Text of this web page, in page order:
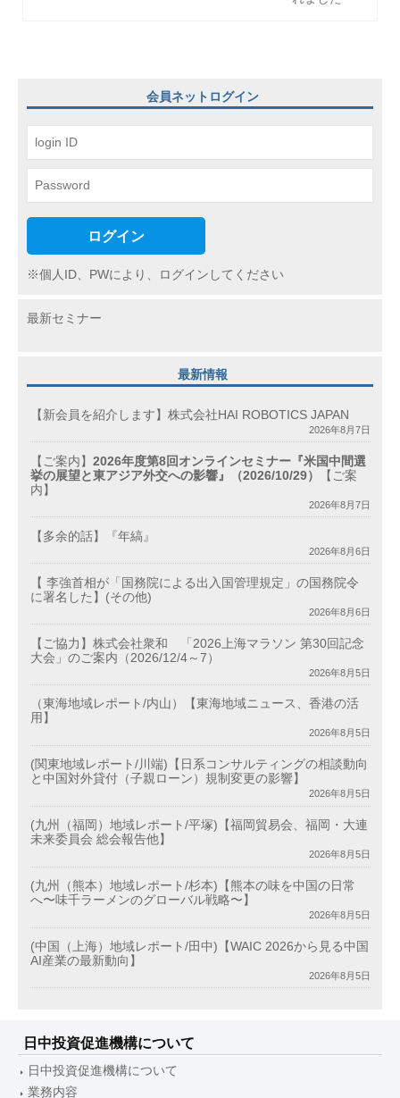
ン
会員ネットログイン
ログイン
※個人ID、PWにより、ログインしてください
最新セミナー
最新情報
【新会員を紹介します】株式会社HAI ROBOTICS JAPAN
2026年8月7日
【ご案内】 2026年度第8回オンラインセミナー『米国中間選
挙の展望と東アジア外交への影響』（2026/10/29）
【ご案
内】
2026年8月7日
【多余的話】『年縞』
2026年8月6日
【 李強首相が「国務院による出入国管理規定」の国務院令
に署名した】(その他)
2026年8月6日
【ご協力】株式会社衆和 「2026上海マラソン 第30回記念
大会」のご案内（2026/12/4～7）
2026年8月5日
（東海地域レポート/内山）【東海地域ニュース、香港の活
用】
2026年8月5日
(関東地域レポート/川端)【日系コンサルティングの相談動向
と中国対外貸付（子親ローン）規制変更の影響】
2026年8月5日
(九州（福岡）地域レポート/平塚)【福岡貿易会、福岡・大連
未来委員会 総会報告他】
2026年8月5日
(九州（熊本）地域レポート/杉本)【熊本の味を中国の日常
へ〜味千ラーメンのグローバル戦略〜】
2026年8月5日
(中国（上海）地域レポート/田中)【WAIC 2026から見る中国
AI産業の最新動向】
2026年8月5日
日中投資促進機構について
日中投資促進機構について
業務内容